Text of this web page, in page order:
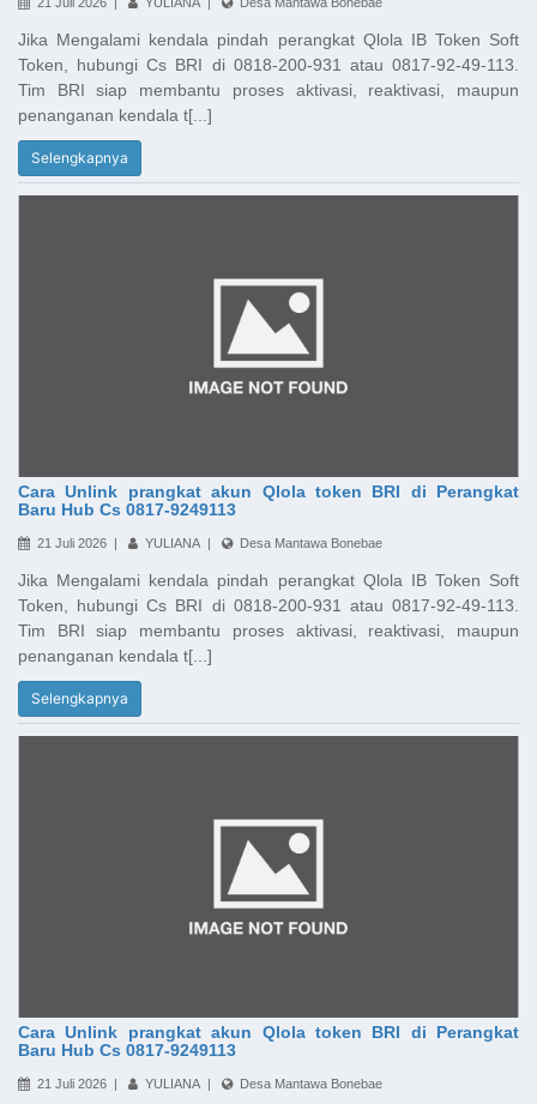
Jika Mengalami kendala pindah perangkat Qlola IB Token Soft
Token, hubungi Cs BRI di 0818-200-931 atau 0817-92-49-113.
Tim BRI siap membantu proses aktivasi, reaktivasi, maupun
penanganan kendala t[...]
Selengkapnya
Cara Unlink prangkat akun Qlola token BRI di Perangkat
Baru Hub Cs 0817-9249113
21 Juli 2026 | YULIANA | Desa Mantawa Bonebae
Jika Mengalami kendala pindah perangkat Qlola IB Token Soft
Token, hubungi Cs BRI di 0818-200-931 atau 0817-92-49-113.
Tim BRI siap membantu proses aktivasi, reaktivasi, maupun
penanganan kendala t[...]
Selengkapnya
Cara Unlink prangkat akun Qlola token BRI di Perangkat
Baru Hub Cs 0817-9249113
21 Juli 2026 | YULIANA | Desa Mantawa Bonebae